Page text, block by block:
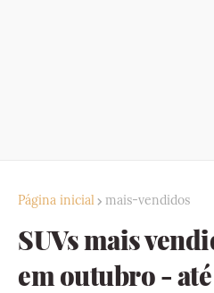
Página inicial mais-vendidos
SUVs mais
em outubro - até